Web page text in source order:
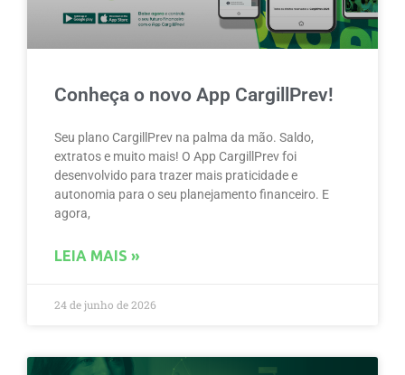
Conheça o novo App CargillPrev!
Seu plano CargillPrev na palma da mão. Saldo,
extratos e muito mais! O App CargillPrev foi
desenvolvido para trazer mais praticidade e
autonomia para o seu planejamento financeiro. E
agora,
LEIA MAIS »
24 de junho de 2026